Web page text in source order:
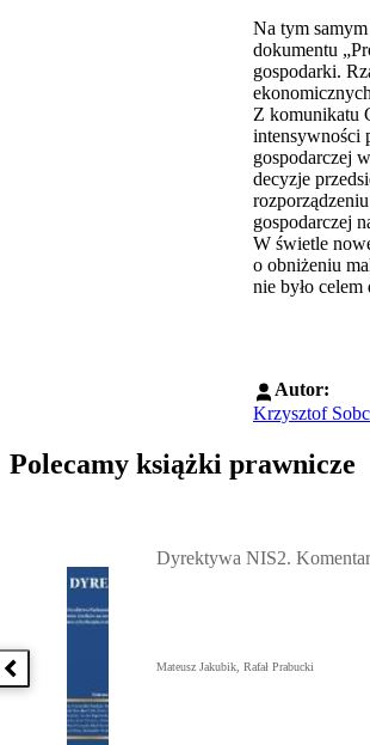
Na tym
dokumentu
gospodarki.
Z komunikatu
intensywności
gospodarczej
decyzje
gospodarczej
W świetle
o obniżeniu
nie było
Autor:
Krzysztof
Polecamy książki prawnicze
Poprzednia książka
Dyrektywa NIS2.
Mateusz Jakubik, Rafał Prabucki